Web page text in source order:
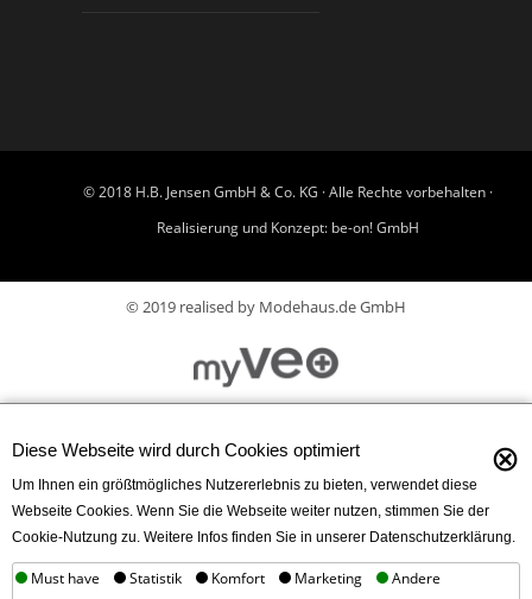
© 2018 H.B. Jensen GmbH & Co. KG · Alle Rechte vorbehalten ·
Realisierung und Konzept: be-on! GmbH
© 2019 realised by Modehaus.de GmbH
Diese Webseite wird durch Cookies optimiert ⊗
Um Ihnen ein größtmögliches Nutzererlebnis zu bieten, verwendet diese
Webseite Cookies. Wenn Sie die Webseite weiter nutzen, stimmen Sie der
Cookie-Nutzung zu. Weitere Infos finden Sie in unserer Datenschutzerklärung.
Must have Statistik Komfort Marketing
Andere